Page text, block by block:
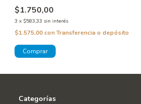
$1.750,00
3 x $583,33 sin interés
$1.575,00 conTransferencia o depósito
Categorías